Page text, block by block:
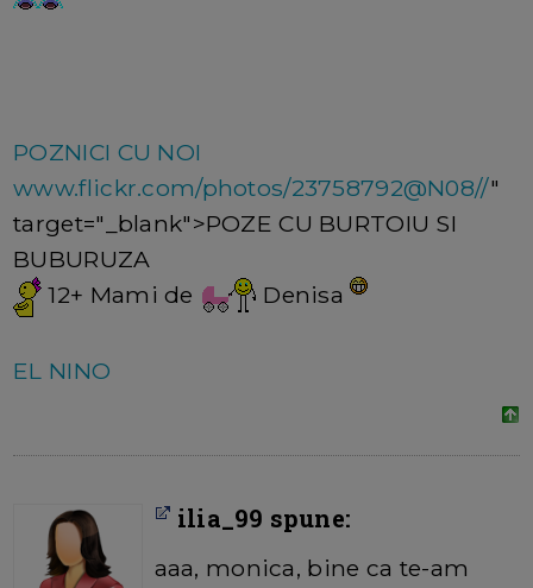
POZNICI CU NOI
www.flickr.com/photos/23758792@N08//"
target="_blank">POZE CU BURTOIU SI
BUBURUZA
12+ Mami de
Denisa
EL NINO
ilia_99 spune:
aaa, monica, bine ca te-am